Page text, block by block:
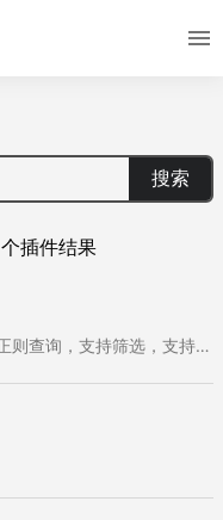
搜索
个插件结果
通讯录查询，支持全拼、首拼、正则查询，支持筛选，支持 CSV、vCard (vcf) 格式文件导入